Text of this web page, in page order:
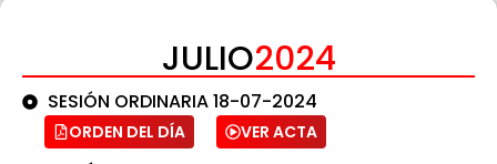
JULIO2024
SESIÓN ORDINARIA 18-07-2024
ORDEN DEL DÍA VER ACTA